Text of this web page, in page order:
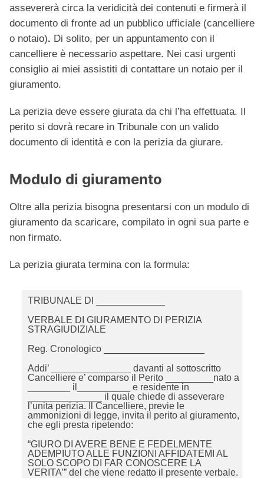
assevererà circa la veridicità dei contenuti e firmerà il
documento di fronte ad un pubblico ufficiale (cancelliere
o notaio). Di solito, per un appuntamento con il
cancelliere è necessario aspettare. Nei casi urgenti
consiglio ai miei assistiti di contattare un notaio per il
giuramento.
La perizia deve essere giurata da chi l’ha effettuata. Il
perito si dovrà recare in Tribunale con un valido
documento di identità e con la perizia da giurare.
Modulo di giuramento
Oltre alla perizia bisogna presentarsi con un modulo di
giuramento da scaricare, compilato in ogni sua parte e
non firmato.
La perizia giurata termina con la formula:
TRIBUNALE DI _____________
VERBALE DI GIURAMENTO DI PERIZIA
STRAGIUDIZIALE
Reg. Cronologico ___________________
Addi’ _______________ davanti al sottoscritto
Cancelliere e’ comparso il Perito _________nato a
________ il__________ e residente in
______________ il quale chiede di asseverare
l’unita perizia. Il Cancelliere, previe le
ammonizioni di legge, invita il perito al giuramento,
che egli presta ripetendo:
“GIURO DI AVERE BENE E FEDELMENTE
ADEMPIUTO ALLE FUNZIONI AFFIDATEMI AL
SOLO SCOPO DI FAR CONOSCERE LA
VERITA’” del che viene redatto il presente verbale.